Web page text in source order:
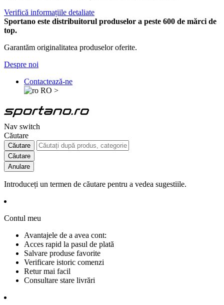
Verifică informațiile detaliate
Sportano este distribuitorul produselor a peste 600 de mărci de
top.
Garantăm originalitatea produselor oferite.
Despre noi
Contactează-ne
RO >
Nav switch
Căutare
Căutare
Căutare
Anulare
Introduceți un termen de căutare pentru a vedea sugestiile.
Contul meu
Avantajele de a avea cont:
Acces rapid la pasul de plată
Salvare produse favorite
Verificare istoric comenzi
Retur mai facil
Consultare stare livrări